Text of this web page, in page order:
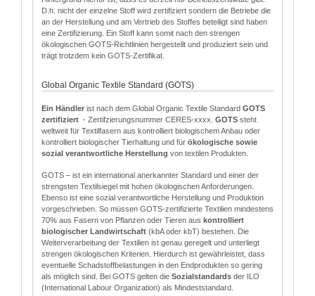
D.h. nicht der einzelne Stoff wird zertifiziert sondern die Betriebe die
an der Herstellung und am Vertrieb des Stoffes beteiligt sind haben
eine Zertifizierung. Ein Stoff kann somit nach den strengen
ökologischen GOTS-Richtlinien hergestellt und produziert sein und
trägt trotzdem kein GOTS-Zertifikat.
Global Organic Textile Standard (GOTS)
Ein Händler ist nach dem Global Organic Textile Standard GOTS
zertifiziert - Zertifzierungsnummer CERES-xxxx. GOTS steht
weltweit für Textilfasern aus kontrolliert biologischem Anbau oder
kontrolliert biologischer Tierhaltung und für ökologische sowie
sozial verantwortliche Herstellung von textilen Produkten.
GOTS – ist ein international anerkannter Standard und einer der
strengsten Textilsiegel mit hohen ökologischen Anforderungen.
Ebenso ist eine sozial verantwortliche Herstellung und Produktion
vorgeschrieben. So müssen GOTS-zertifizierte Textilien mindestens
70% aus Fasern von Pflanzen oder Tieren aus kontrolliert
biologischer Landwirtschaft (kbA oder kbT) bestehen. Die
Weiterverarbeitung der Textilien ist genau geregelt und unterliegt
strengen ökologischen Kriterien. Hierdurch ist gewährleistet, dass
eventuelle Schadstoffbelastungen in den Endprodukten so gering
als möglich sind. Bei GOTS gelten die Sozialstandards der ILO
(International Labour Organization) als Mindeststandard.